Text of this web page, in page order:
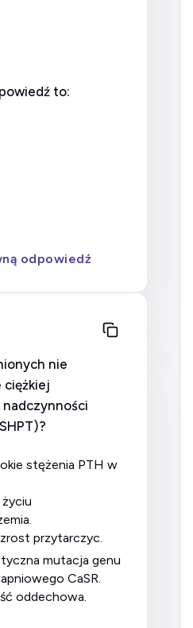
to:
odpowiedź
nie
ciężkiej
przytarczyc.
CaSR.
oddechowa.